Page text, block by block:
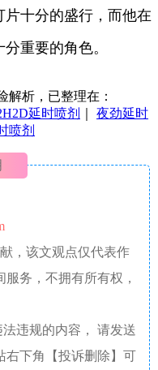
片十分的盛行，而他在
重要的角色。
解析，已整理在：
延时喷剂
夜劲延时
喷剂
，该文观点仅代表作
务，不拥有所有权，
违规的内容， 请发送
右下角【投诉删除】可